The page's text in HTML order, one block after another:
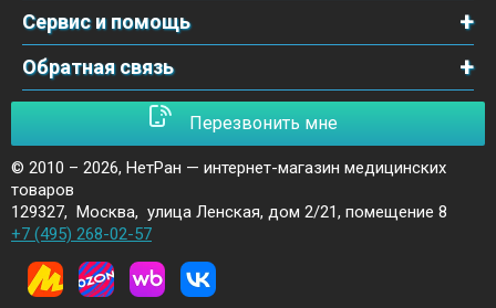
Сервис и помощь
Обратная связь
Перезвонить мне
© 2010 – 2026, НетРан — интернет-магазин медицинских
товаров
129327, Москва, улица Ленская, дом 2/21, помещение 8
+7 (495) 268-02-57